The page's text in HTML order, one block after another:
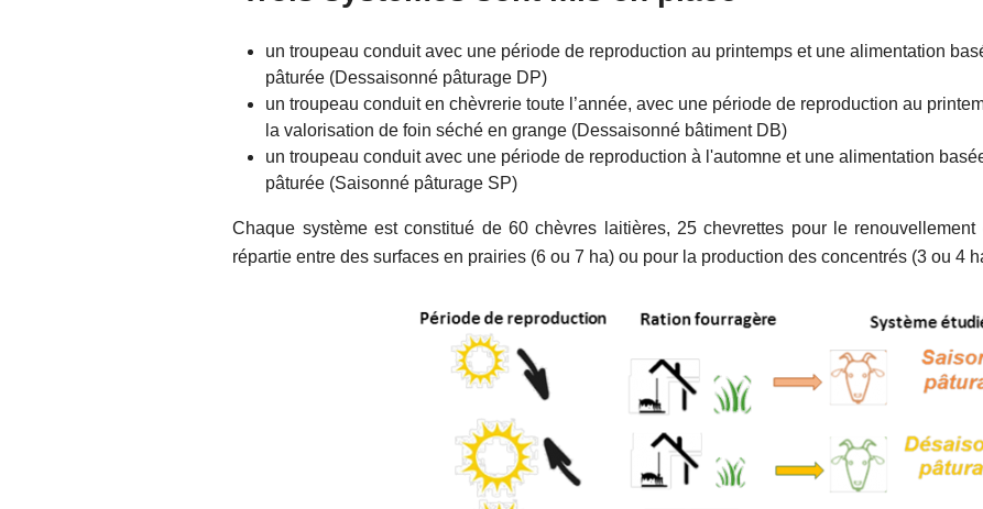
un troupeau conduit avec une période de reproduction au printemps et une alimentation
pâturée (Dessaisonné pâturage DP)
un troupeau conduit en chèvrerie toute l’année, avec une période de reproduction au
la valorisation de foin séché en grange (Dessaisonné bâtiment DB)
un troupeau conduit avec une période de reproduction à l'automne et une alimentation
pâturée (Saisonné pâturage SP)
Chaque système est constitué de 60 chèvres laitières, 25 chevrettes pour le
répartie entre des surfaces en prairies (6 ou 7 ha) ou pour la production des concentrés (3 ou 4